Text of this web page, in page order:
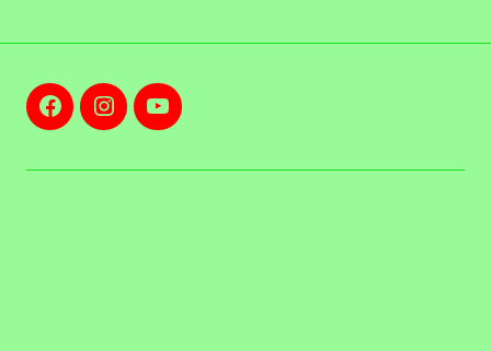
FacebookInstagramYoutube